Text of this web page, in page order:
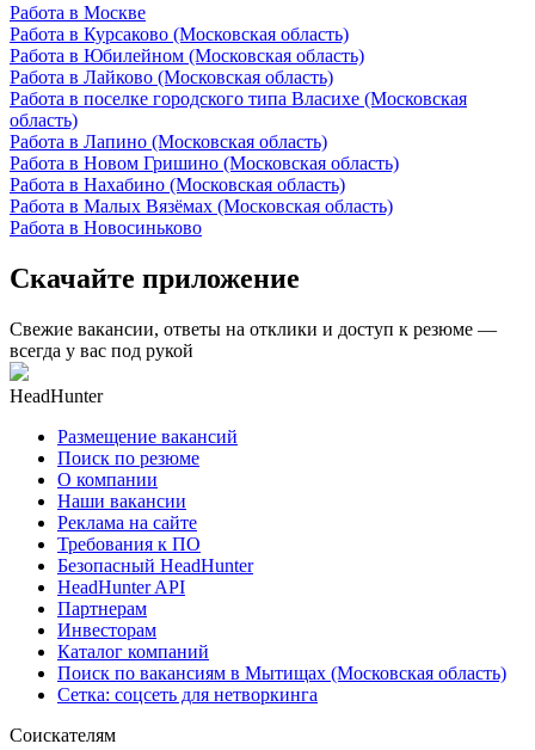
Работа в Москве
Работа в Курсаково (Московская область)
Работа в Юбилейном (Московская область)
Работа в Лайково (Московская область)
Работа в поселке городского типа Власихе (Московская
область)
Работа в Лапино (Московская область)
Работа в Новом Гришино (Московская область)
Работа в Нахабино (Московская область)
Работа в Малых Вязёмах (Московская область)
Работа в Новосиньково
Скачайте приложение
Свежие вакансии, ответы на отклики и доступ к резюме —
всегда у вас под рукой
HeadHunter
Размещение вакансий
Поиск по резюме
О компании
Наши вакансии
Реклама на сайте
Требования к ПО
Безопасный HeadHunter
HeadHunter API
Партнерам
Инвесторам
Каталог компаний
Поиск по вакансиям в Мытищах (Московская область)
Сетка: соцсеть для нетворкинга
Соискателям